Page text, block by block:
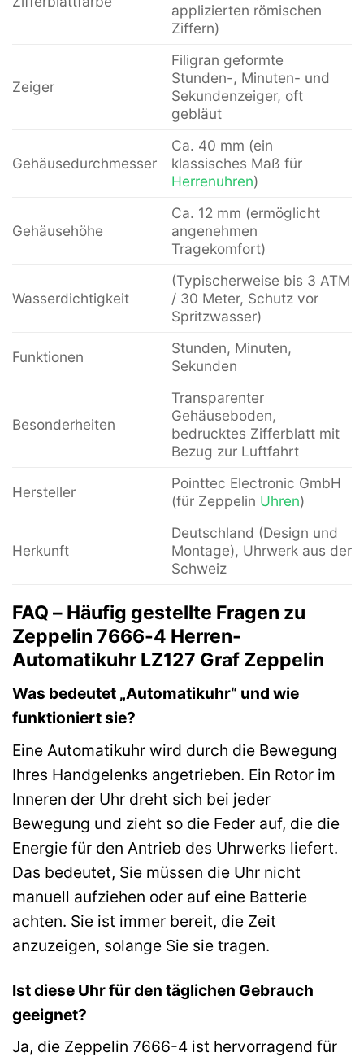
applizierten römischen
Ziffern)
Zeiger
Filigran geformte
Stunden-, Minuten- und
Sekundenzeiger, oft
gebläut
Gehäusedurchmesser
Ca. 40 mm (ein
klassisches Maß für
Herrenuhren)
Gehäusehöhe
Ca. 12 mm (ermöglicht
angenehmen
Tragekomfort)
Wasserdichtigkeit
(Typischerweise bis 3 ATM
/ 30 Meter, Schutz vor
Spritzwasser)
Funktionen
Stunden, Minuten,
Sekunden
Besonderheiten
Transparenter
Gehäuseboden,
bedrucktes Zifferblatt mit
Bezug zur Luftfahrt
Hersteller
Pointtec Electronic GmbH
(für Zeppelin Uhren)
Herkunft
Deutschland (Design und
Montage), Uhrwerk aus der
Schweiz
FAQ – Häufig gestellte Fragen zu
Zeppelin 7666-4 Herren-
Automatikuhr LZ127 Graf Zeppelin
Was bedeutet „Automatikuhr“ und wie
funktioniert sie?
Eine Automatikuhr wird durch die Bewegung
Ihres Handgelenks angetrieben. Ein Rotor im
Inneren der Uhr dreht sich bei jeder
Bewegung und zieht so die Feder auf, die die
Energie für den Antrieb des Uhrwerks liefert.
Das bedeutet, Sie müssen die Uhr nicht
manuell aufziehen oder auf eine Batterie
achten. Sie ist immer bereit, die Zeit
anzuzeigen, solange Sie sie tragen.
Ist diese Uhr für den täglichen Gebrauch
geeignet?
Ja, die Zeppelin 7666-4 ist hervorragend für